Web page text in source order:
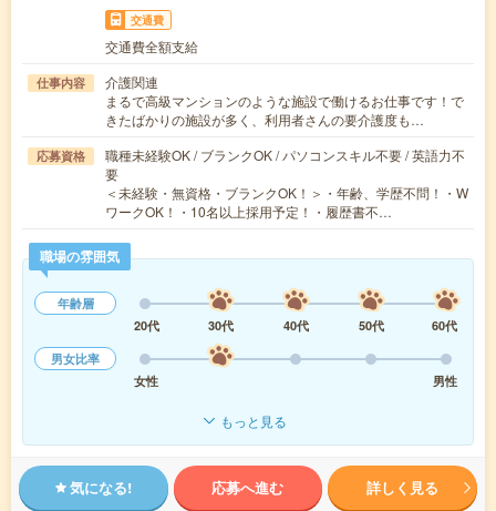
交通費
交通費全額支給
仕事内容
介護関連
まるで高級マンションのような施設で働けるお仕事です！で
きたばかりの施設が多く、利用者さんの要介護度も…
応募資格
職種未経験OK / ブランクOK / パソコンスキル不要 / 英語力不
要
＜未経験・無資格・ブランクOK！＞・年齢、学歴不問！・W
ワークOK！・10名以上採用予定！・履歴書不…
職場の雰囲気
年齢層
20代
30代 40代 50代
60代
男女比率
女性
男性
もっと見る
気になる! 応募へ進む 詳しく見る